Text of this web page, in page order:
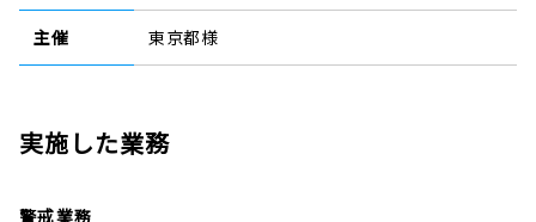
主催 東京都様
実施した業務
警戒業務